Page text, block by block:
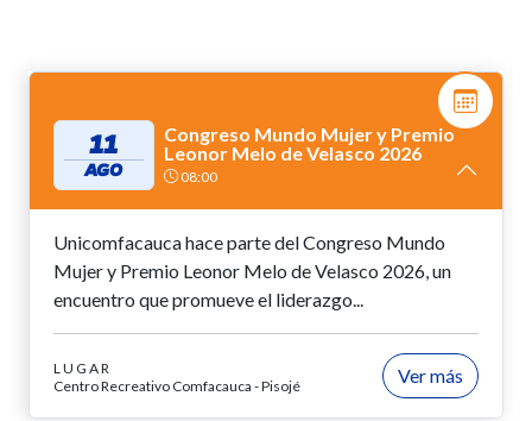
11
AGO
Congreso Mundo Mujer y Premio
Leonor Melo de Velasco 2026
08:00
Unicomfacauca hace parte del Congreso Mundo
Mujer y Premio Leonor Melo de Velasco 2026, un
encuentro que promueve el liderazgo...
LUGAR
Centro Recreativo Comfacauca - Pisojé
Ver más